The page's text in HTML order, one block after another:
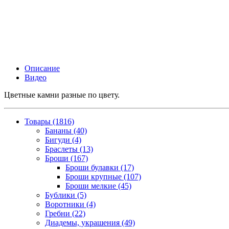
Описание
Видео
Цветные камни разные по цвету.
Товары (1816)
Бананы (40)
Бигуди (4)
Браслеты (13)
Броши (167)
Броши булавки (17)
Броши крупные (107)
Броши мелкие (45)
Бублики (5)
Воротники (4)
Гребни (22)
Диадемы, украшения (49)